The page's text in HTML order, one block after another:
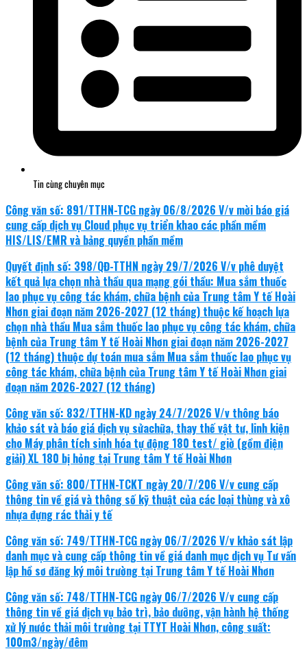
Tin cùng chuyên mục
Công văn số: 891/TTHN-TCG ngày 06/8/2026 V/v mời báo giá
cung cấp dịch vụ Cloud phục vụ triển khao các phần mềm
HIS/LIS/EMR và bảng quyền phần mềm
Quyết định số: 398/QĐ-TTHN ngày 29/7/2026 V/v phê duyệt
kết quả lựa chọn nhà thầu qua mạng gói thầu: Mua sắm thuốc
lao phục vụ công tác khám, chữa bệnh của Trung tâm Y tế Hoài
Nhơn giai đoạn năm 2026-2027 (12 tháng) thuộc kế hoạch lựa
chọn nhà thầu Mua sắm thuốc lao phục vụ công tác khám, chữa
bệnh của Trung tâm Y tế Hoài Nhơn giai đoạn năm 2026-2027
(12 tháng) thuộc dự toán mua sắm Mua sắm thuốc lao phục vụ
công tác khám, chữa bệnh của Trung tâm Y tế Hoài Nhơn giai
đoạn năm 2026-2027 (12 tháng)
Công văn số: 832/TTHN-KD ngày 24/7/2026 V/v thông báo
khảo sát và báo giá dịch vụ sửachữa, thay thế vật tư, linh kiện
cho Máy phân tích sinh hóa tự động 180 test/ giờ (gồm điện
giải) XL 180 bị hỏng tại Trung tâm Y tế Hoài Nhơn
Công văn số: 800/TTHN-TCKT ngày 20/7/206 V/v cung cấp
thông tin về giá và thông số kỹ thuật của các loại thùng và xô
nhựa đựng rác thải y tế
Công văn số: 749/TTHN-TCG ngày 06/7/2026 V/v khảo sát lập
danh mục và cung cấp thông tin về giá danh mục dịch vụ Tư vấn
lập hồ sơ đăng ký môi trường tại Trung tâm Y tế Hoài Nhơn
Công văn số: 748/TTHN-TCG ngày 06/7/2026 V/v cung cấp
thông tin về giá dịch vụ bảo trì, bảo dưỡng, vận hành hệ thống
xử lý nước thải môi trường tại TTYT Hoài Nhơn, công suất:
100m3/ngày/đêm